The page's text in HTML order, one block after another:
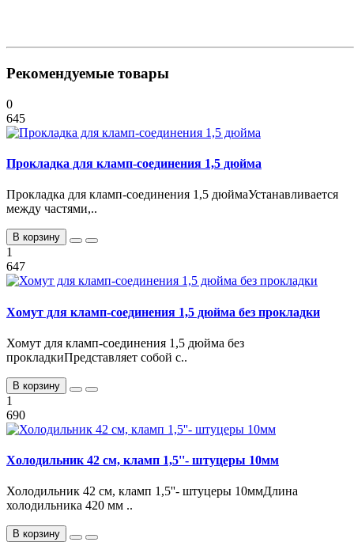
Рекомендуемые товары
0
645
Прокладка для кламп-соединения 1,5 дюйма
Прокладка для кламп-соединения 1,5 дюймаУстанавливается
между частями,..
В корзину
1
647
Хомут для кламп-соединения 1,5 дюйма без прокладки
Хомут для кламп-соединения 1,5 дюйма без
прокладкиПредставляет собой с..
В корзину
1
690
Холодильник 42 см, кламп 1,5''- штуцеры 10мм
Холодильник 42 см, кламп 1,5''- штуцеры 10ммДлина
холодильника 420 мм ..
В корзину